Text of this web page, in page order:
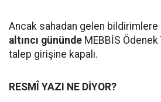
Ancak sahadan gelen bildirimlere
altıncı gününde MEBBİS
talep girişine kapalı.
RESMÎ YAZI NE DİYOR?